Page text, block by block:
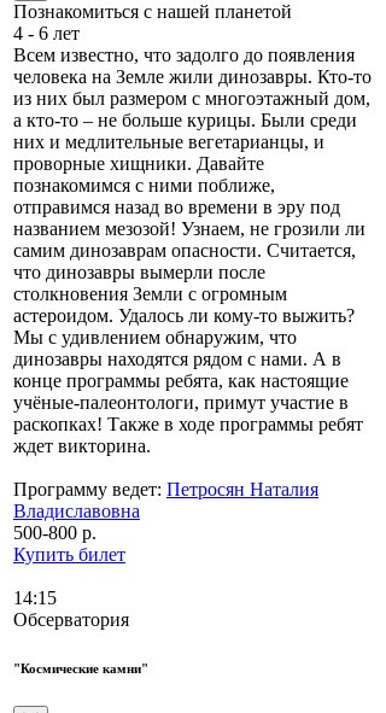
Познакомиться с нашей планетой
4 - 6 лет
Всем известно, что задолго до появления
человека на Земле жили динозавры. Кто-то
из них был размером с многоэтажный дом,
а кто-то – не больше курицы. Были среди
них и медлительные вегетарианцы, и
проворные хищники. Давайте
познакомимся с ними поближе,
отправимся назад во времени в эру под
названием мезозой! Узнаем, не грозили ли
самим динозаврам опасности. Считается,
что динозавры вымерли после
столкновения Земли с огромным
астероидом. Удалось ли кому-то выжить?
Мы с удивлением обнаружим, что
динозавры находятся рядом с нами. А в
конце программы ребята, как настоящие
учёные-палеонтологи, примут участие в
раскопках! Также в ходе программы ребят
ждет викторина.
Программу ведет: Петросян Наталия
Владиславовна
500-800 р.
Купить билет
14:15
Обсерватория
"Космические камни"